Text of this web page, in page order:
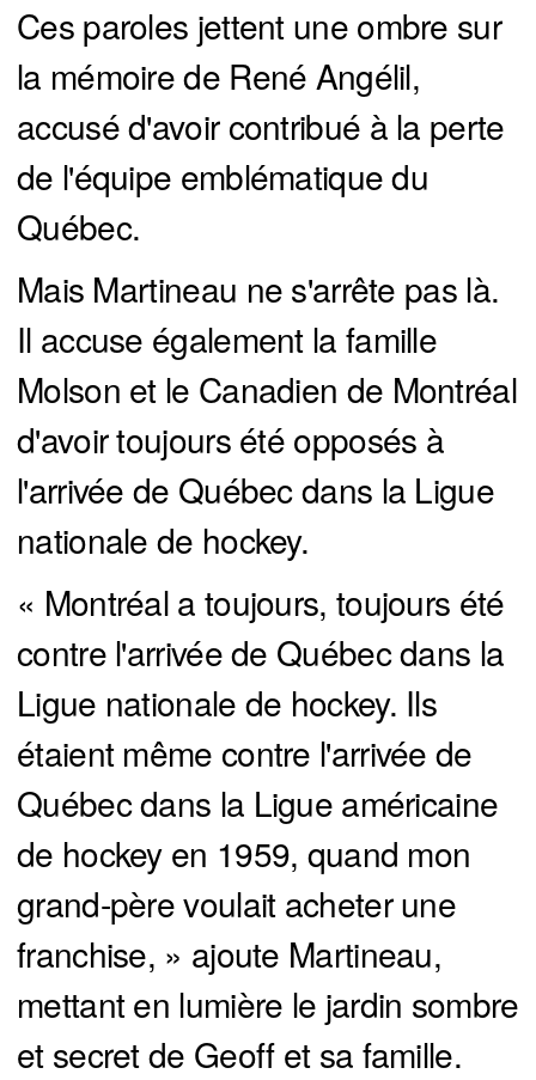
Ces paroles jettent une ombre sur
la mémoire de René Angélil,
accusé d'avoir contribué à la perte
de l'équipe emblématique du
Québec.
Mais Martineau ne s'arrête pas là.
Il accuse également la famille
Molson et le Canadien de Montréal
d'avoir toujours été opposés à
l'arrivée de Québec dans la Ligue
nationale de hockey.
« Montréal a toujours, toujours été
contre l'arrivée de Québec dans la
Ligue nationale de hockey. Ils
étaient même contre l'arrivée de
Québec dans la Ligue américaine
de hockey en 1959, quand mon
grand-père voulait acheter une
franchise, » ajoute Martineau,
mettant en lumière le jardin sombre
et secret de Geoff et sa famille.